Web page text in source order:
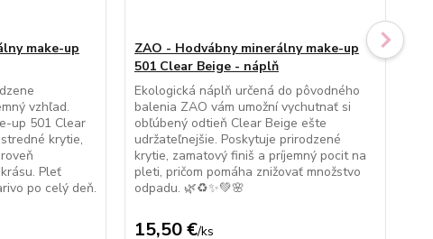
make-up
vzhľad.
up 501 Clear
krytie,
Pleť
po celý deň.
ZAO - Hodvábny minerálny make-up
501 Clear Beige - náplň
Ekologická náplň určená do pôvodného
balenia ZAO vám umožní vychutnať si
obľúbený odtieň Clear Beige ešte
udržateľnejšie. Poskytuje prirodzené
krytie, zamatový finiš a príjemný pocit na
pleti, pričom pomáha znižovať množstvo
odpadu. 🌿♻️✨💚🌸
15,50 €/ks